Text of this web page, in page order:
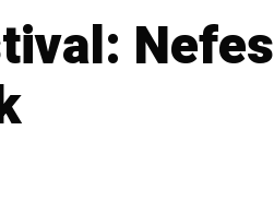
Nefes